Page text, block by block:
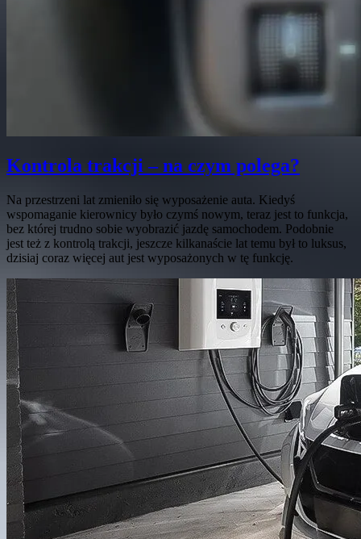
Kontrola trakcji – na czym polega?
Na przestrzeni lat zmieniło się wyposażenie auta. Kiedyś
wspomaganie kierownicy było czymś nowym, teraz jest to funkcja,
bez której trudno sobie wyobrazić jazdę samochodem. Podobnie
jest też z kontrolą trakcji, jeszcze kilkanaście lat temu był to luksus,
dzisiaj coraz więcej aut jest wyposażonych w tę funkcję.